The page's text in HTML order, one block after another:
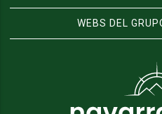
WEBS DEL